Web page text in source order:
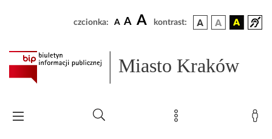
czcionka: A A A kontrast:
Miasto Kraków